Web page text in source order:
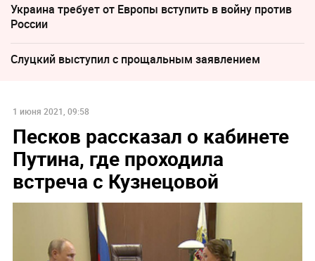
Украина требует от Европы вступить в войну против
России
Слуцкий выступил с прощальным заявлением
1 июня 2021, 09:58
Песков рассказал о кабинете
Путина, где проходила
встреча с Кузнецовой